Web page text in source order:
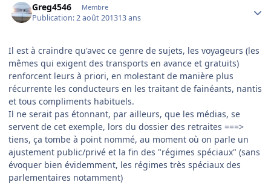
Greg4546 Membre
Publication:2 août 201313 ans
Il est à craindre qu'avec ce genre de sujets, les voyageurs (les
mêmes qui exigent des transports en avance et gratuits)
renforcent leurs à priori, en molestant de manière plus
récurrente les conducteurs en les traitant de fainéants, nantis
et tous compliments habituels.
Il ne serait pas étonnant, par ailleurs, que les médias, se
servent de cet exemple, lors du dossier des retraites ===>
tiens, ça tombe à point nommé, au moment où on parle un
ajustement public/privé et la fin des "régimes spéciaux" (sans
évoquer bien évidemment, les régimes très spéciaux des
parlementaires notamment)